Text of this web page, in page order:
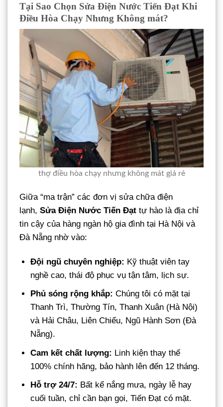
Tại Sao Chọn Sửa Điện Nước Tiến Đạt Khi
Điều Hòa Chạy Nhưng Không mát?
thợ điều hòa chạy nhưng không mát giá rẻ
Giữa “ma trận” các đơn vị sửa chữa điện
lạnh, Sửa Điện Nước Tiến Đạt tự hào là địa chỉ
tin cậy của hàng ngàn hộ gia đình tại Hà Nội và
Đà Nẵng nhờ vào:
Đội ngũ chuyên nghiệp: Kỹ thuật viên tay
nghề cao, thái độ phục vụ tận tâm, lịch sự.
Phủ sóng rộng khắp: Chúng tôi có mặt tại
Thanh Trì, Thường Tín, Thanh Xuân (Hà Nội)
và Hải Châu, Liên Chiểu, Ngũ Hành Sơn (Đà
Nẵng).
Cam kết chất lượng: Linh kiện thay thế
100% chính hãng, bảo hành lên đến 12 tháng.
Hỗ trợ 24/7: Bất kể nắng mưa, ngày lễ hay
cuối tuần, chỉ cần bạn gọi, Tiến Đạt có mặt.